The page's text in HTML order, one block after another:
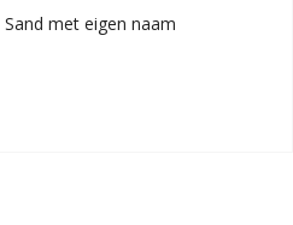
met eigen naam